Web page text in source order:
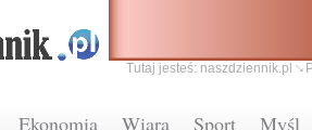
Ekonomia Wiara Sport Myśl
Tutaj jesteś: naszdziennik.pl